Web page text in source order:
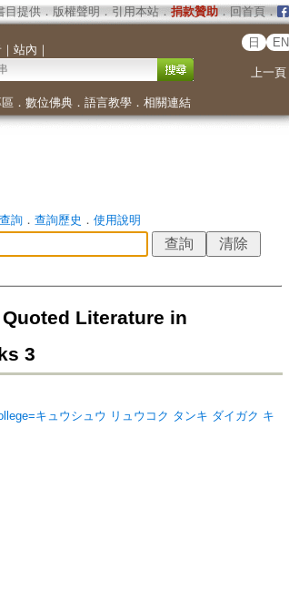
目提供． 版權聲明 ． 引用本站． 捐款贊助．回首頁．
｜ 站內 ｜
日 EN
上一頁
． 數位佛典． 語言教學． 相關連結
詢． 查詢歷史 ． 使用說明
Quoted Literature in
3
キュウシュウ リュウコク タンキ ダイガク キ